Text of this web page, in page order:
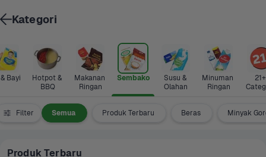
& Bayi
Hotpot &
BBQ
Makanan
Ringan
Sembako
Susu &
Olahan
Minuman
Ringan
21+
Filter Semua Produk Terbaru Beras Minyak
Produk Terbaru
Kategori